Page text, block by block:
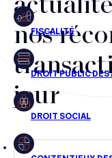
Financement
Fiscalité
Droit public des
Droit social
Droit immobilier
nos
jour